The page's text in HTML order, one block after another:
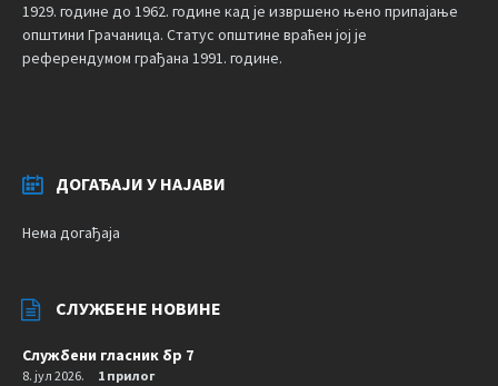
1929. године до 1962. године кад је извршено њено припајање
општини Грачаница. Статус општине враћен јој је
референдумом грађана 1991. године.
ДОГАЂАЈИ У НАЈАВИ
Нема догађаја
СЛУЖБЕНЕ НОВИНЕ
Службени гласник бр 7
8. јул 2026. 1 прилог